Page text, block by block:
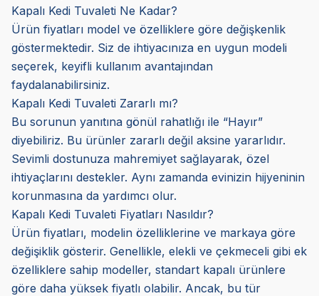
Kapalı Kedi Tuvaleti Ne Kadar?
Ürün fiyatları model ve özelliklere göre değişkenlik
göstermektedir. Siz de ihtiyacınıza en uygun modeli
seçerek, keyifli kullanım avantajından
faydalanabilirsiniz.
Kapalı Kedi Tuvaleti Zararlı mı?
Bu sorunun yanıtına gönül rahatlığı ile “Hayır”
diyebiliriz. Bu ürünler zararlı değil aksine yararlıdır.
Sevimli dostunuza mahremiyet sağlayarak, özel
ihtiyaçlarını destekler. Aynı zamanda evinizin hijyeninin
korunmasına da yardımcı olur.
Kapalı Kedi Tuvaleti Fiyatları Nasıldır?
Ürün fiyatları, modelin özelliklerine ve markaya göre
değişiklik gösterir. Genellikle, elekli ve çekmeceli gibi ek
özelliklere sahip modeller, standart kapalı ürünlere
göre daha yüksek fiyatlı olabilir. Ancak, bu tür